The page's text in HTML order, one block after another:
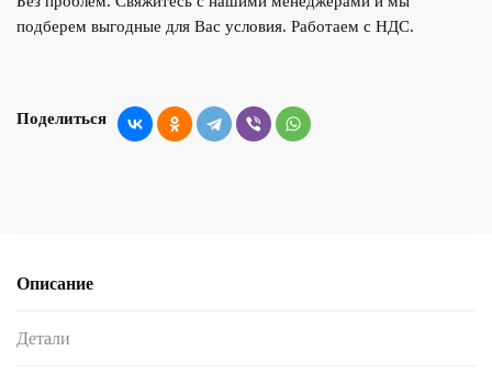
подберем выгодные для Вас условия. Работаем с НДС.
Поделиться
Описание
Детали